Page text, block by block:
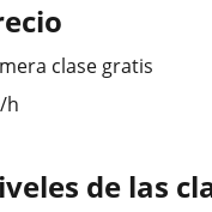
clase gratis
/h
de las